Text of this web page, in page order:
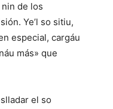
de los
Ye’l so sitiu,
especial, cargáu
más» que
el so